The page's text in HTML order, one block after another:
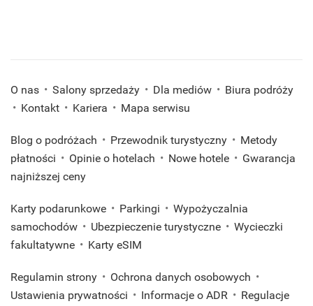
O nas Salony sprzedaży Dla mediów
Biura podróży
Kontakt
Kariera Mapa serwisu
Blog o podróżach Przewodnik turystyczny
Metody
płatności
Opinie o hotelach Nowe hotele
Gwarancja
najniższej ceny
Karty podarunkowe Parkingi
Wypożyczalnia
samochodów
Ubezpieczenie turystyczne
Wycieczki
fakultatywne
Karty eSIM
Regulamin strony
Ochrona danych osobowych
Ustawienia prywatności
Informacje o ADR
Regulacje